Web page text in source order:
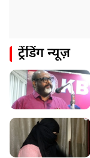
ट्रेंडिंग न्यूज़